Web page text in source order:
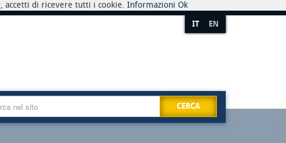
accetti di ricevere tutti i cookie. Informazioni Ok
IT EN
CERCA